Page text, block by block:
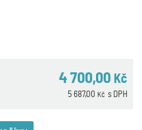
4 700,00 Kč
s DPH
5 687,00 Kč